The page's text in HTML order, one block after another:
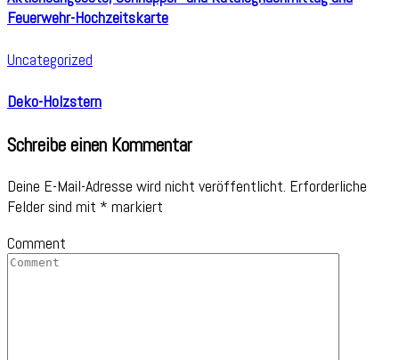
Feuerwehr-Hochzeitskarte
Uncategorized
Deko-Holzstern
Schreibe einen Kommentar
Deine E-Mail-Adresse wird nicht veröffentlicht. Erforderliche
Felder sind mit * markiert
Comment